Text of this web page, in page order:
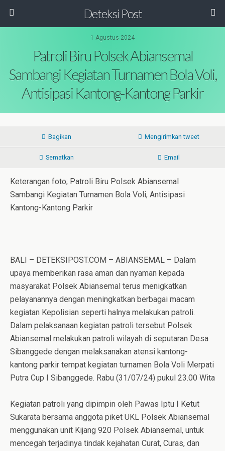
Deteksi Post
1 Agustus 2024
Patroli Biru Polsek Abiansemal
Sambangi Kegiatan Turnamen Bola Voli,
Antisipasi Kantong-Kantong Parkir
Bagikan Mengirimkan tweet
Sematkan Email
Keterangan foto; Patroli Biru Polsek Abiansemal
Sambangi Kegiatan Turnamen Bola Voli, Antisipasi
Kantong-Kantong Parkir
BALI – DETEKSIPOST.COM – ABIANSEMAL – Dalam
upaya memberikan rasa aman dan nyaman kepada
masyarakat Polsek Abiansemal terus menigkatkan
pelayanannya dengan meningkatkan berbagai macam
kegiatan Kepolisian seperti halnya melakukan patroli.
Dalam pelaksanaan kegiatan patroli tersebut Polsek
Abiansemal melakukan patroli wilayah di seputaran Desa
Sibanggede dengan melaksanakan atensi kantong-
kantong parkir tempat kegiatan turnamen Bola Voli Merpati
Putra Cup I Sibanggede. Rabu (31/07/24) pukul 23.00 Wita
Kegiatan patroli yang dipimpin oleh Pawas Iptu I Ketut
Sukarata bersama anggota piket UKL Polsek Abiansemal
menggunakan unit Kijang 920 Polsek Abiansemal, untuk
mencegah terjadinya tindak kejahatan Curat, Curas, dan